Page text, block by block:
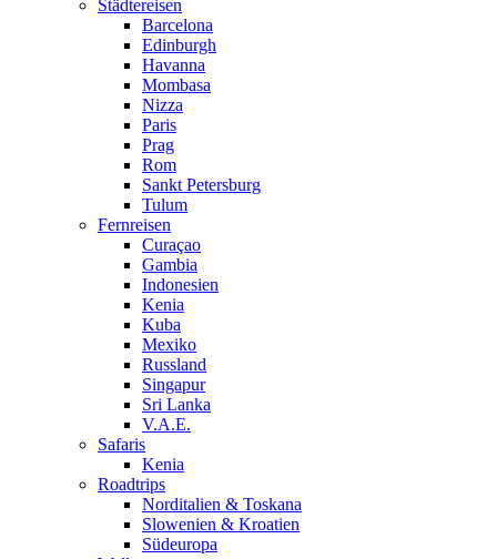
Städtereisen
Barcelona
Edinburgh
Havanna
Mombasa
Nizza
Paris
Prag
Rom
Sankt Petersburg
Tulum
Fernreisen
Curaçao
Gambia
Indonesien
Kenia
Kuba
Mexiko
Russland
Singapur
Sri Lanka
V.A.E.
Safaris
Kenia
Roadtrips
Norditalien & Toskana
Slowenien & Kroatien
Südeuropa